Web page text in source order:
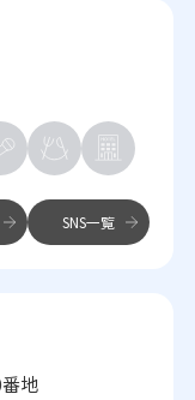
SNS一覧
地